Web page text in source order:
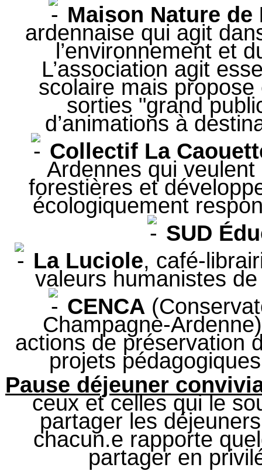
Maison Nature
ardennaise qui agit
l’environnement et
L’association agit
scolaire mais
sorties "grand
d’animations à
Collectif La
Ardennes qui
forestières et
écologiquement
SUD
La Luciole, café-
valeurs humanistes
CENCA
Champagne-
actions de préservation
projets
Pause déjeuner
ceux et celles qui le
partager les
chacun.e rapporte
partager en